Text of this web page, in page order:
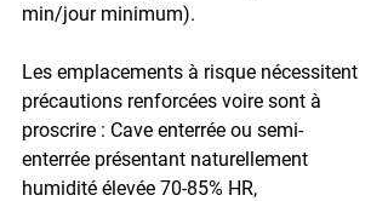
min/jour minimum).
Les emplacements à risque nécessitent
précautions renforcées voire sont à
proscrire : Cave enterrée ou semi-
enterrée présentant naturellement
humidité élevée 70-85% HR,